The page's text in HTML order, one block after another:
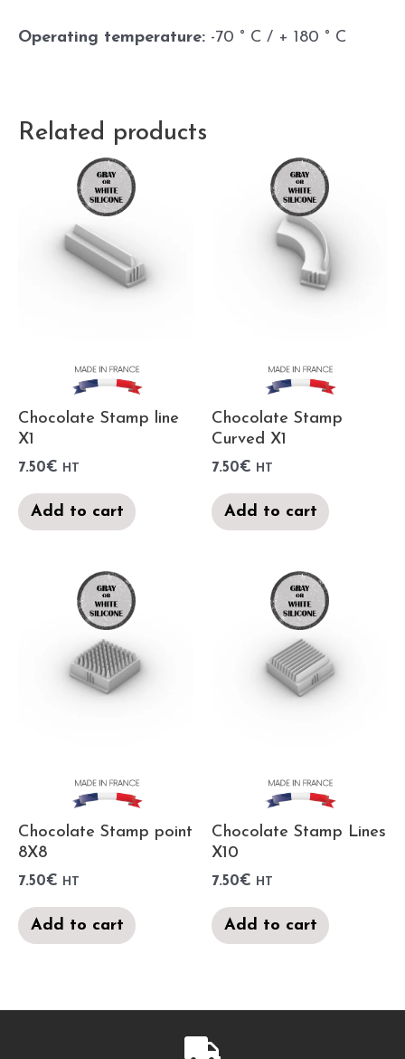
Operating temperature: -70 ° C / + 180 ° C
Related products
Chocolate Stamp line
X1
7.50€ HT
Add to cart
Chocolate Stamp
Curved X1
7.50€ HT
Add to cart
Chocolate Stamp point
8X8
7.50€ HT
Add to cart
Chocolate Stamp Lines
X10
7.50€ HT
Add to cart